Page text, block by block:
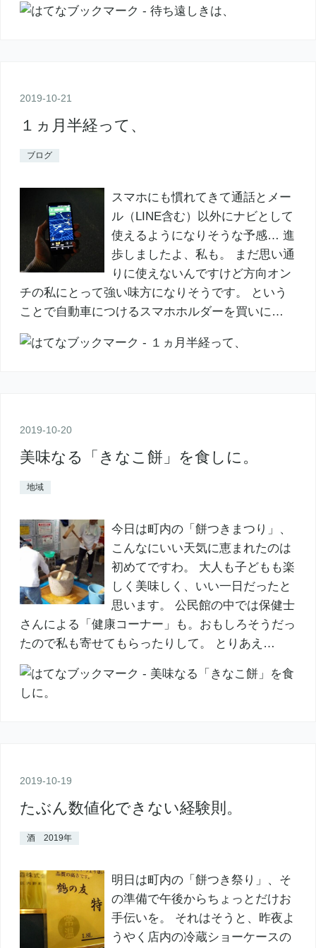
2019-10-21
１ヵ月半経って、
ブログ
スマホにも慣れてきて通話とメー
ル（LINE含む）以外にナビとして
使えるようになりそうな予感… 進
歩しましたよ、私も。 まだ思い通
りに使えないんですけど方向オン
チの私にとって強い味方になりそうです。 という
ことで自動車につけるスマホホルダーを買いに…
2019-10-20
美味なる「きなこ餅」を食しに。
地域
今日は町内の「餅つきまつり」、
こんなにいい天気に恵まれたのは
初めてですわ。 大人も子どもも楽
しく美味しく、いい一日だったと
思います。 公民館の中では保健士
さんによる「健康コーナー」も。おもしろそうだっ
たので私も寄せてもらったりして。 とりあえ…
2019-10-19
たぶん数値化できない経験則。
酒 2019年
明日は町内の「餅つき祭り」、そ
の準備で午後からちょっとだけお
手伝いを。 それはそうと、昨夜よ
うやく店内の冷蔵ショーケースの